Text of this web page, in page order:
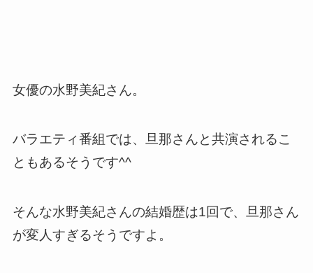
女優の水野美紀さん。
バラエティ番組では、旦那さんと共演されるこ
ともあるそうです^^
そんな水野美紀さんの結婚歴は1回で、旦那さん
が変人すぎるそうですよ。